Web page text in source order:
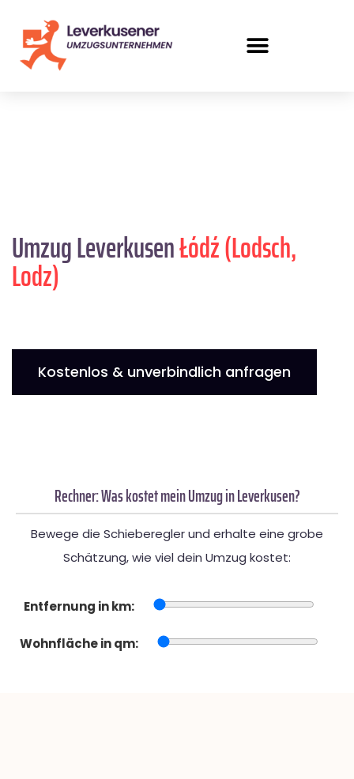
Umzug LeverkusenŁódź (Lodsch,
Lodz)
Kostenlos & unverbindlich anfragen
Rechner: Was kostet mein Umzug in Leverkusen?
Bewege die Schieberegler und erhalte eine grobe
Schätzung, wie viel dein Umzug kostet:
Entfernung in km:
Wohnfläche in qm: